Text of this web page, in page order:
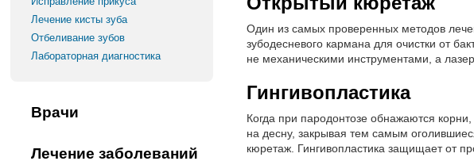
Лечение кисты зуба
Отбеливание зубов
Лабораторная диагностика
Врачи
Лечение заболеваний
Один из самых проверенных методов
зубодесневого кармана для очистки от
не механическими инструментами, а
Гингивопластика
Когда при пародонтозе обнажаются
на десну, закрывая тем самым
кюретаж. Гингивопластика защищает от